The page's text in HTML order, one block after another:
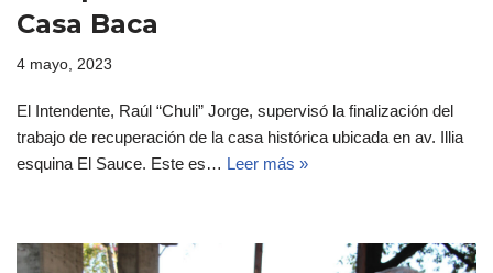
Casa Baca
4 mayo, 2023
El Intendente, Raúl “Chuli” Jorge, supervisó la finalización del
trabajo de recuperación de la casa histórica ubicada en av. Illia
esquina El Sauce. Este es… Leer más »